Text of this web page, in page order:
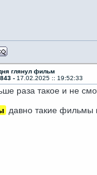
глянул фильм
- 17.02.2025 :: 19:52:33
раза такое и не
давно такие фильмы